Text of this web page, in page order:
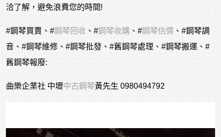
洽了解，避免浪費您的時間!
#鋼琴買賣 、 #鋼琴回收 、 #鋼琴收購 、 #鋼琴估價 、 #鋼琴調
音 、 #鋼琴維修 、 #鋼琴批發 、 #舊鋼琴處理、#鋼琴搬運、#
舊鋼琴報廢:
曲樂企業社 中壢中古鋼琴黃先生 0980494792